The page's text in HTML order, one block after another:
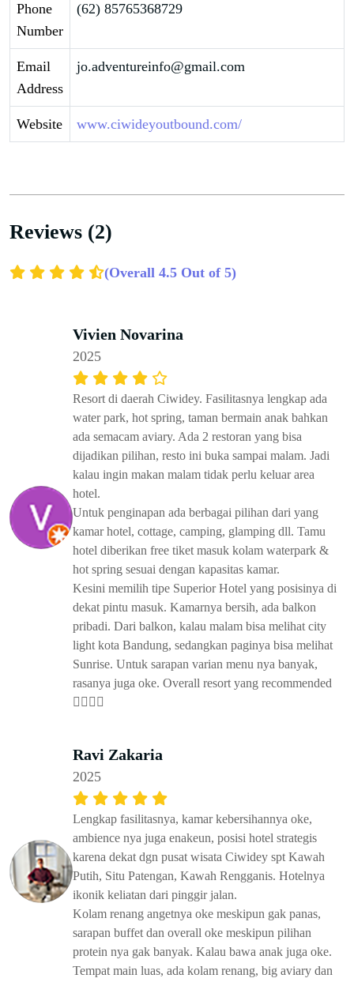
Phone
Number
(62) 85765368729
Email
Address
jo.adventureinfo@gmail.com
Website www.ciwideyoutbound.com/
Reviews (2)
(Overall 4.5 Out of 5)
Vivien Novarina
2025
Resort di daerah Ciwidey. Fasilitasnya lengkap ada
water park, hot spring, taman bermain anak bahkan
ada semacam aviary. Ada 2 restoran yang bisa
dijadikan pilihan, resto ini buka sampai malam. Jadi
kalau ingin makan malam tidak perlu keluar area
hotel.
Untuk penginapan ada berbagai pilihan dari yang
kamar hotel, cottage, camping, glamping dll. Tamu
hotel diberikan free tiket masuk kolam waterpark &
hot spring sesuai dengan kapasitas kamar.
Kesini memilih tipe Superior Hotel yang posisinya di
dekat pintu masuk. Kamarnya bersih, ada balkon
pribadi. Dari balkon, kalau malam bisa melihat city
light kota Bandung, sedangkan paginya bisa melihat
Sunrise. Untuk sarapan varian menu nya banyak,
rasanya juga oke. Overall resort yang recommended
👍🏻👍🏻
Ravi Zakaria
2025
Lengkap fasilitasnya, kamar kebersihannya oke,
ambience nya juga enakeun, posisi hotel strategis
karena dekat dgn pusat wisata Ciwidey spt Kawah
Putih, Situ Patengan, Kawah Rengganis. Hotelnya
ikonik keliatan dari pinggir jalan.
Kolam renang angetnya oke meskipun gak panas,
sarapan buffet dan overall oke meskipun pilihan
protein nya gak banyak. Kalau bawa anak juga oke.
Tempat main luas, ada kolam renang, big aviary dan